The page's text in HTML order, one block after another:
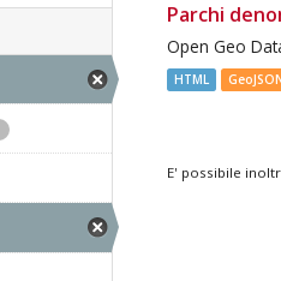
Parchi
Open Geo
HTML
E' possibile